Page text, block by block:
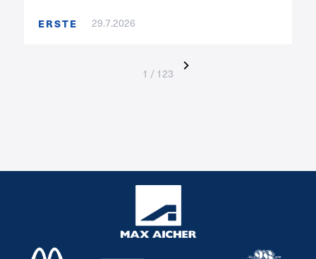
ERSTE 29.7.2026
1 / 123